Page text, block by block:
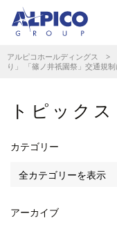
アルピコホールディングス >
り」 「篠ノ井祇園祭」交通規
トピックス
カテゴリー
アーカイブ